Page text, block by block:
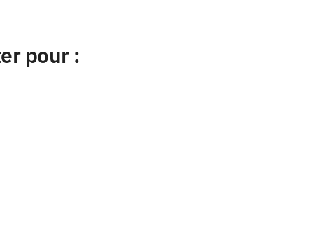
pour :